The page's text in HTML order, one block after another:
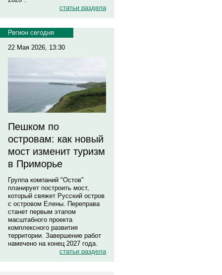
статьи раздела
Регион сегодня
22 Мая 2026, 13:30
Пешком по
островам: как новый
мост изменит туризм
в Приморье
Группа компаний "Остов"
планирует построить мост,
который свяжет Русский остров
с островом Елены. Переправа
станет первым этапом
масштабного проекта
комплексного развития
территории. Завершение работ
намечено на конец 2027 года.
статьи раздела